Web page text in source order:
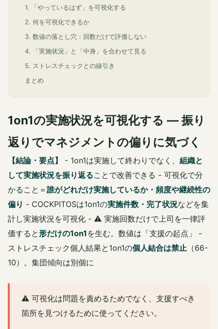
1. 「やっているはず」を可視化する
2. 何を可視化できるか
3. 数値の落とし穴：回数だけで評価しない
4. 「実施状況」と「中身」を合わせて見る
5. ストレスチェックとの線引き
まとめ
1on1の実施状況を可視化する — 振り
返りでマネジメントの偏りに気づく
【結論・要点】 - 1on1は実施して終わりでなく、 組織と
して実施状況を振り返ることで改善できる - 可視化で分
かること＝ 誰がどれだけ実施しているか・頻度や継続性の
偏り - COCKPITOSは1on1の実施件数・完了状況などを集
計し実施状況を可視化 - ⚠️ 実施回数だけで上司を一律評
価すると形だけの1on1 を生む。数値は「支援の起点」 -
ストレスチェック個人結果と1on1の個人結合は禁止 （66-
10）。集団傾向は別個に
⚠️ 可視化は問題を責めるためでなく、支援すべき
箇所を見つけるために使ってください。